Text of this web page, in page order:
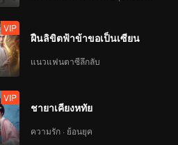
VIP
ฝืนลิขิตฟ้าข้าขอเป็นเซียน
แนวแฟนตาซีลึกลับ
VIP
ชายาเคียงหทัย
ความรัก · ย้อนยุค